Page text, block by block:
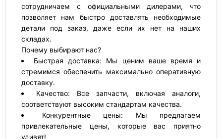
сотрудничаем с официальными дилерами, что
позволяет нам быстро доставлять необходимые
детали под заказ, даже если их нет на наших
складах.
Почему выбирают нас?
Быстрая доставка: Мы ценим ваше время и
стремимся обеспечить максимально оперативную
доставку.
Качество: Все запчасти, включая аналоги,
соответствуют высоким стандартам качества.
Конкурентные цены: Мы предлагаем
привлекательные цены, которые вас приятно
удивят!